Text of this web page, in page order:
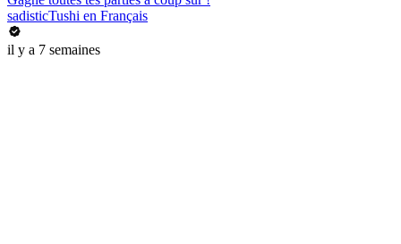
sadisticTushi en Français
il y a 7 semaines